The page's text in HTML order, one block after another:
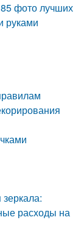
фото лучших
руками
расходы на